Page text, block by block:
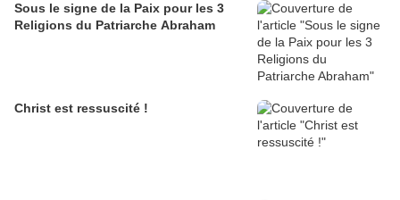
Sous le signe de la Paix pour les 3
Religions du Patriarche Abraham
Christ est ressuscité !